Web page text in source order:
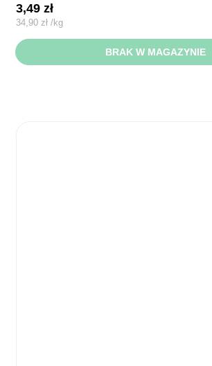
3,49zł
34,90 zł /kg
BRAK W MAGAZYNIE